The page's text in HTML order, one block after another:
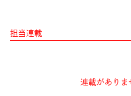
担当連載
連載がありま